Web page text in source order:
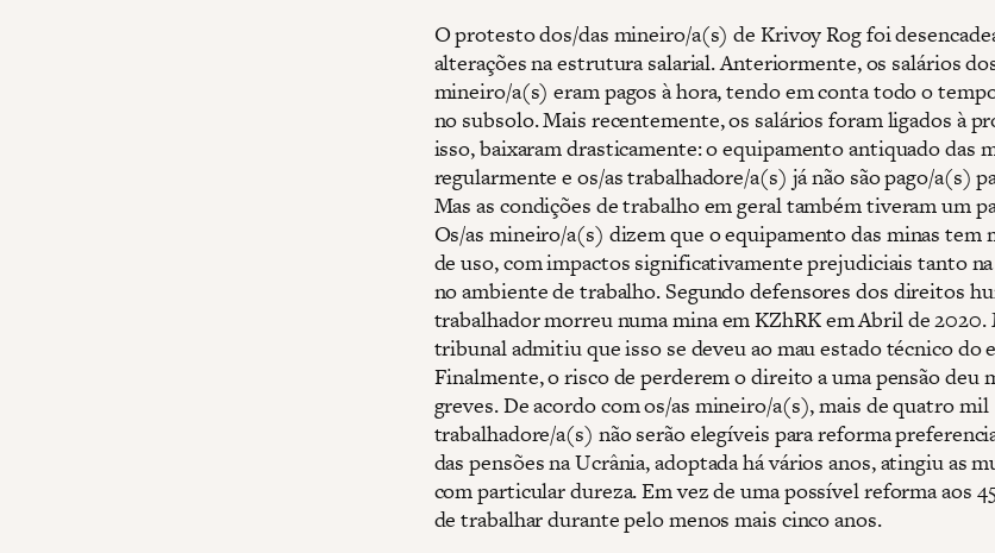
O protesto dos/das mineiro/a(s) de Krivoy Rog foi
alterações na estrutura salarial. Anteriormente, os salários
mineiro/a(s) eram pagos à hora, tendo em conta todo o
no subsolo. Mais recentemente, os salários foram ligados à
isso, baixaram drasticamente: o equipamento antiquado das
regularmente e os/as trabalhadore/a(s) já não são pago/a(s)
Mas as condições de trabalho em geral também tiveram um
Os/as mineiro/a(s) dizem que o equipamento das minas tem
de uso, com impactos significativamente prejudiciais tanto na
no ambiente de trabalho. Segundo defensores dos direitos
trabalhador morreu numa mina em KZhRK em Abril de 2020.
tribunal admitiu que isso se deveu ao mau estado técnico do
Finalmente, o risco de perderem o direito a uma pensão deu
greves. De acordo com os/as mineiro/a(s), mais de quatro mil
trabalhadore/a(s) não serão elegíveis para reforma
das pensões na Ucrânia, adoptada há vários anos, atingiu as
com particular dureza. Em vez de uma possível reforma aos
de trabalhar durante pelo menos mais cinco anos.